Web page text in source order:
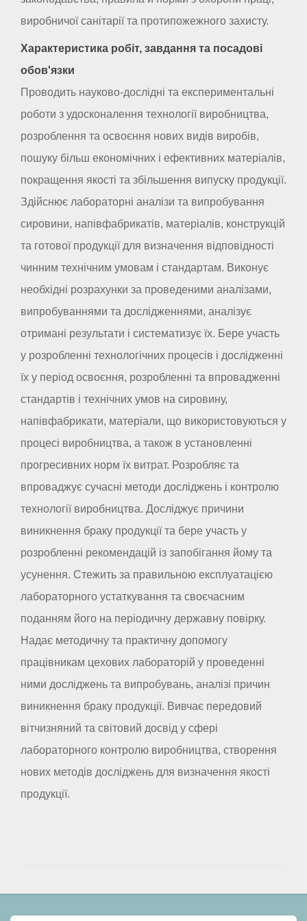
виробничої санітарії та протипожежного захисту.
Характеристика робіт, завдання та посадові
обов'язки
Проводить науково-дослідні та експериментальні
роботи з удосконалення технології виробництва,
розроблення та освоєння нових видів виробів,
пошуку більш економічних і ефективних матеріалів,
покращення якості та збільшення випуску продукції.
Здійснює лабораторні аналізи та випробування
сировини, напівфабрикатів, матеріалів, конструкцій
та готової продукції для визначення відповідності
чинним технічним умовам і стандартам. Виконує
необхідні розрахунки за проведеними аналізами,
випробуваннями та дослідженнями, аналізує
отримані результати і систематизує їх. Бере участь
у розробленні технологічних процесів і дослідженні
їх у період освоєння, розробленні та впровадженні
стандартів і технічних умов на сировину,
напівфабрикати, матеріали, що використовуються у
процесі виробництва, а також в установленні
прогресивних норм їх витрат. Розробляє та
впроваджує сучасні методи досліджень і контролю
технології виробництва. Досліджує причини
виникнення браку продукції та бере участь у
розробленні рекомендацій із запобігання йому та
усунення. Стежить за правильною експлуатацією
лабораторного устаткування та своєчасним
поданням його на періодичну державну повірку.
Надає методичну та практичну допомогу
працівникам цехових лабораторій у проведенні
ними досліджень та випробувань, аналізі причин
виникнення браку продукції. Вивчає передовий
вітчизняний та світовий досвід у сфері
лабораторного контролю виробництва, створення
нових методів досліджень для визначення якості
продукції.